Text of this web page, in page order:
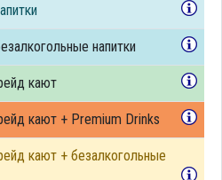
напитки
кают
кают + Premium Drinks
кают + безалкогольные